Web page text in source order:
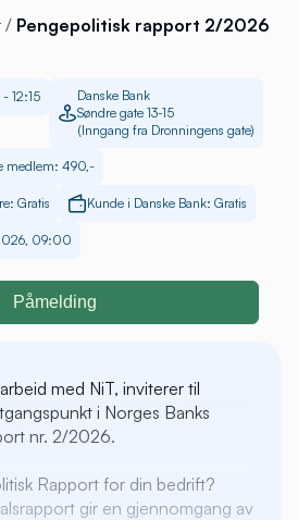
/ Pengepolitisk rapport 2/2026
12:15
Danske Bank
Søndre gate 13-15
(Inngang fra Dronningens gate)
medlem: 490,-
Gratis Kunde i Danske Bank: Gratis
09:00
Påmelding
med NiT, inviterer til
i Norges Banks
nr. 2/2026.
Rapport for din bedrift?
gir en gjennomgang av